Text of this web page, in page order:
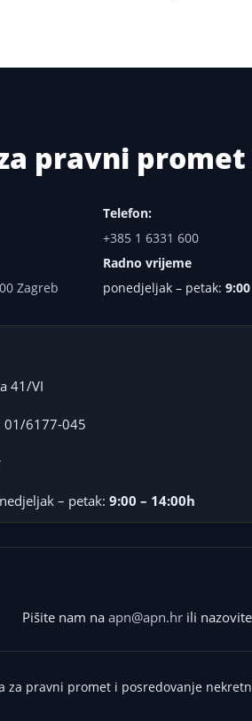
pravni
Zagreb
Telefon:
+385 1 6331 600
Radno vrijeme
ponedjeljak – petak:
41/VI
01/6177-045
– petak:9:00 – 14:00h
Pišite nam na apn@apn.hr ili nazovite
za pravni promet i posredovanje